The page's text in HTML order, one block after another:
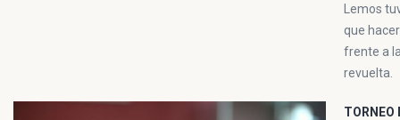
Lemos
que hacer
frente a
revuelta.
TORNEO